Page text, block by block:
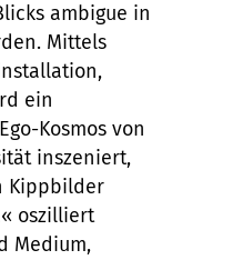
ambigue in
Mittels
ein
Kosmos von
inszeniert,
Kippbilder
oszilliert
Medium,